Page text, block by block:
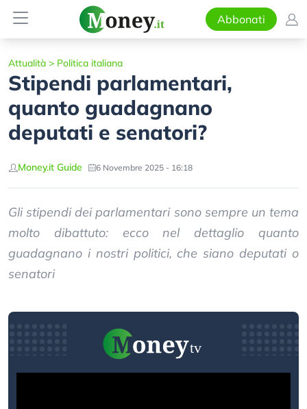
Abbonati
Attualità > Politica italiana
Stipendi parlamentari,
quanto guadagnano
deputati e senatori?
Money.it Guide 6 Novembre 2025 - 16:18
Gli stipendi dei parlamentari sono sempre un tema
molto dibattuto: ecco nel dettaglio quanto
guadagnano i nostri politici, che siano deputati o
senatori